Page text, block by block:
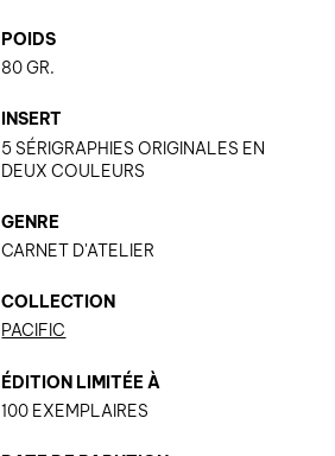
POIDS
80 GR.
INSERT
5 SÉRIGRAPHIES ORIGINALES EN
DEUX COULEURS
GENRE
CARNET D'ATELIER
COLLECTION
PACIFIC
ÉDITION LIMITÉE À
100 EXEMPLAIRES